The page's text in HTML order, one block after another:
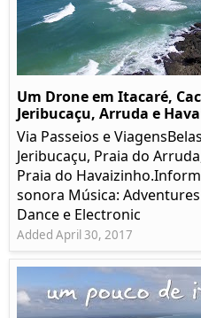
Um Drone em Itacaré,
Jeribucaçu, Arruda e
Via Passeios e
Jeribucaçu, Praia do
Praia do
sonora Música:
Dance e Electronic
Added April 30, 2017